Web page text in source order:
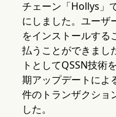
チェーン「Hollys」
にしました。ユーザ
をインストールする
払うことができまし
トとしてQSSN技術
期アップデートによ
件のトランザクショ
した。